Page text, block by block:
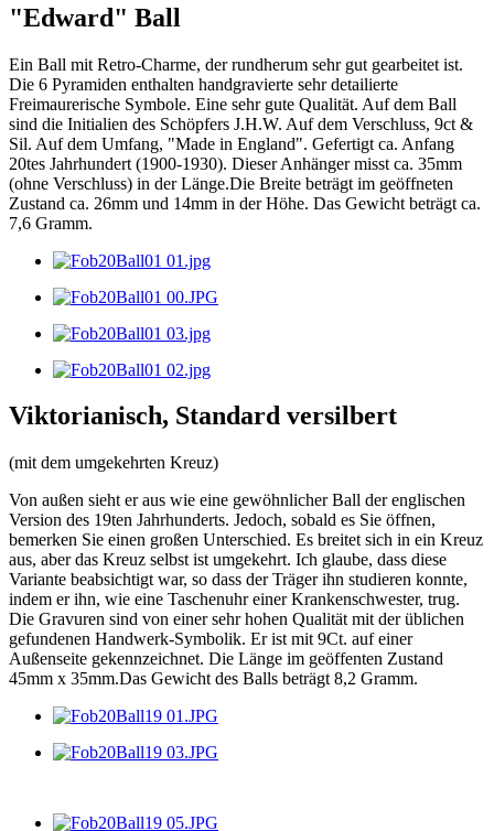
"Edward" Ball
Ein Ball mit Retro-Charme, der rundherum sehr gut gearbeitet ist.
Die 6 Pyramiden enthalten handgravierte sehr detailierte
Freimaurerische Symbole. Eine sehr gute Qualität. Auf dem Ball
sind die Initialien des Schöpfers J.H.W. Auf dem Verschluss, 9ct &
Sil. Auf dem Umfang, "Made in England". Gefertigt ca. Anfang
20tes Jahrhundert (1900-1930). Dieser Anhänger misst ca. 35mm
(ohne Verschluss) in der Länge.Die Breite beträgt im geöffneten
Zustand ca. 26mm und 14mm in der Höhe. Das Gewicht beträgt ca.
7,6 Gramm.
Viktorianisch, Standard versilbert
(mit dem umgekehrten Kreuz)
Von außen sieht er aus wie eine gewöhnlicher Ball der englischen
Version des 19ten Jahrhunderts. Jedoch, sobald es Sie öffnen,
bemerken Sie einen großen Unterschied. Es breitet sich in ein Kreuz
aus, aber das Kreuz selbst ist umgekehrt. Ich glaube, dass diese
Variante beabsichtigt war, so dass der Träger ihn studieren konnte,
indem er ihn, wie eine Taschenuhr einer Krankenschwester, trug.
Die Gravuren sind von einer sehr hohen Qualität mit der üblichen
gefundenen Handwerk-Symbolik. Er ist mit 9Ct. auf einer
Außenseite gekennzeichnet. Die Länge im geöffenten Zustand
45mm x 35mm.Das Gewicht des Balls beträgt 8,2 Gramm.